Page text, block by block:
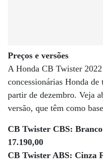
Preços e versões
A Honda CB Twister
concessionárias Honda
partir de dezembro. Veja
versão, que têm como
CB Twister CBS:
17.190,00
CB Twister ABS: Cinza